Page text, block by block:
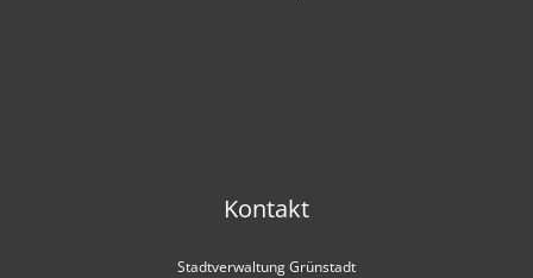
Kontakt
Stadtverwaltung Grünstadt